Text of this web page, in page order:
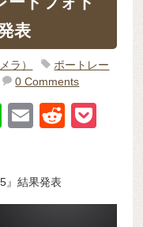
表
ラ）
ポートレー
0 Comments
Li
E
R
』結果発表